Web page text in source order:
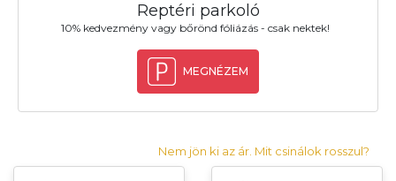
Reptéri parkoló
10% kedvezmény vagy bőrönd fóliázás - csak nektek!
MEGNÉZEM
Nem jön ki az ár. Mit csinálok rosszul?